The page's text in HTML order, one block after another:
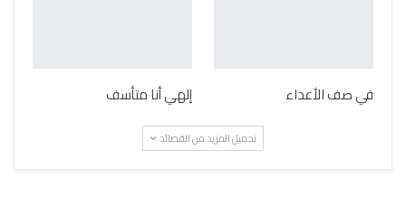
في صف الأعداء إلهي أنا متأسف
تحميل المزيد من القصائد